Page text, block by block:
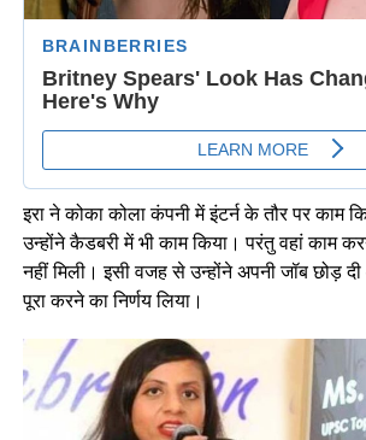
इरा ने कोका कोला कंपनी में इंटर्न के तौर पर काम
उन्होंने कैडबरी में भी काम किया। परंतु वहां काम
नहीं मिली। इसी वजह से उन्होंने अपनी जॉब छोड़
पूरा करने का निर्णय लिया।